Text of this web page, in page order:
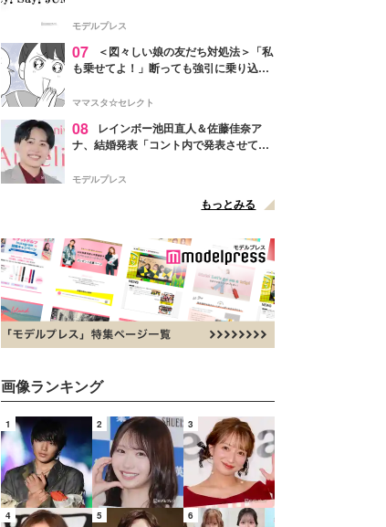
モデルプレス
07
＜図々しい娘の友だち対処法＞「私
も乗せてよ！」断っても強引に乗り込ん
ママスタ☆セレクト
08
レインボー池田直人＆佐藤佳奈ア
ナ、結婚発表「コント内で発表させてい
点変更のため
モデルプレス
もっとみる
画像ランキング
1 2 3
4 5 6